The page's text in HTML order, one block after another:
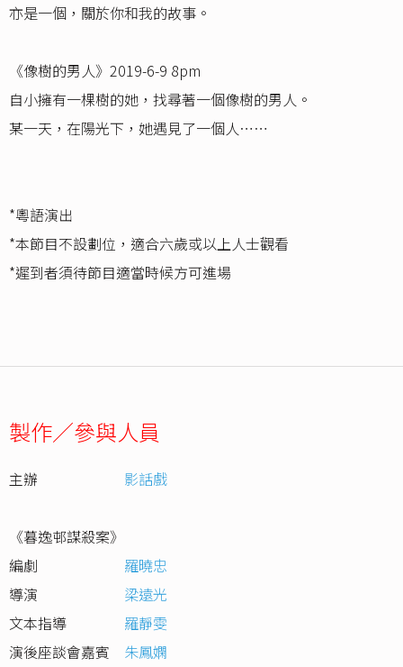
亦是一個，關於你和我的故事。
《像樹的男人》2019-6-9 8pm
自小擁有一棵樹的她，找尋著一個像樹的男人。
某一天，在陽光下，她遇見了一個人⋯⋯
*粵語演出
*本節目不設劃位，適合六歲或以上人士觀看
*遲到者須待節目適當時候方可進場
製作／參與人員
主辦 影話戲
《暮逸邨謀殺案》
編劇
羅曉忠
導演
梁遠光
文本指導
羅靜雯
演後座談會嘉賓
朱鳳嫻